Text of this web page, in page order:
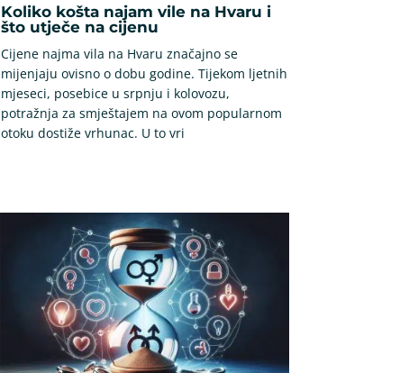
Koliko košta najam vile na Hvaru i
što utječe na cijenu
Cijene najma vila na Hvaru značajno se
mijenjaju ovisno o dobu godine. Tijekom ljetnih
mjeseci, posebice u srpnju i kolovozu,
potražnja za smještajem na ovom popularnom
otoku dostiže vrhunac. U to vri